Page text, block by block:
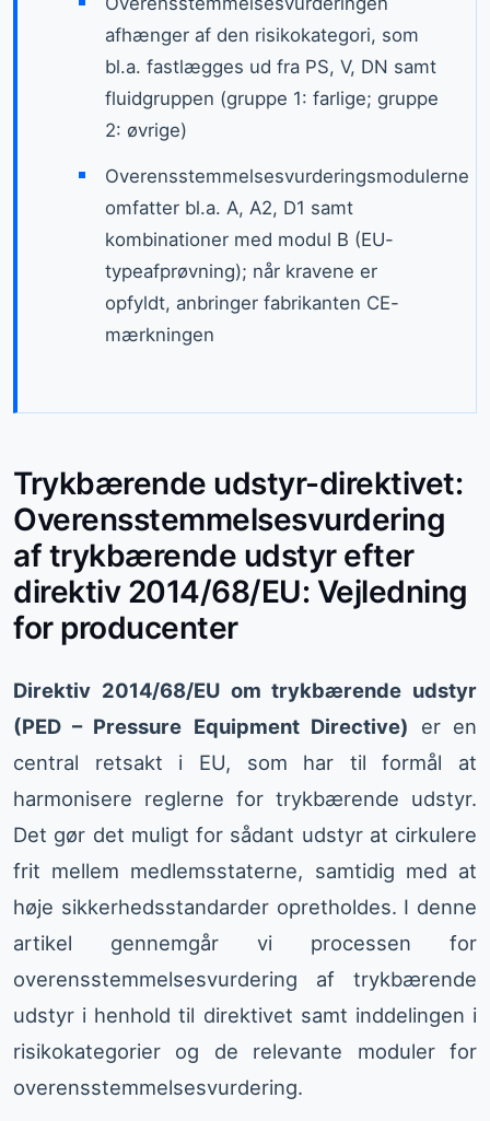
afhænger af den risikokategori, som
bl.a. fastlægges ud fra PS, V, DN samt
fluidgruppen (gruppe 1: farlige; gruppe
2: øvrige)
Overensstemmelsesvurderingsmodulerne
omfatter bl.a. A, A2, D1 samt
kombinationer med modul B (EU-
typeafprøvning); når kravene er
opfyldt, anbringer fabrikanten CE-
mærkningen
Trykbærende udstyr-direktivet:
Overensstemmelsesvurdering
af trykbærende udstyr efter
direktiv 2014/68/EU: Vejledning
for producenter
Direktiv 2014/68/EU om trykbærende udstyr
(PED – Pressure Equipment Directive) er en
central retsakt i EU, som har til formål at
harmonisere reglerne for trykbærende udstyr.
Det gør det muligt for sådant udstyr at cirkulere
frit mellem medlemsstaterne, samtidig med at
høje sikkerhedsstandarder opretholdes. I denne
artikel gennemgår vi processen for
overensstemmelsesvurdering af trykbærende
udstyr i henhold til direktivet samt inddelingen i
risikokategorier og de relevante moduler for
overensstemmelsesvurdering.